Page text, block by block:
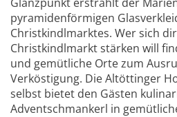
pyramidenförmigen
Christkindlmarktes. Wer sich
Christkindlmarkt stärken will
und gemütliche Orte zum
Verköstigung. Die Altöttinger
selbst bietet den Gästen
Adventschmankerl in